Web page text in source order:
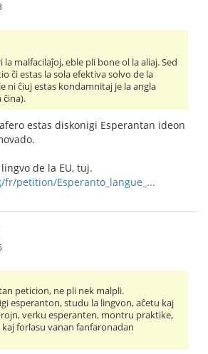
la malfacilaĵoj, eble pli bone ol la aliaj. Sed
ĉi estas la sola efektiva solvo de la
ni ĉiuj estas kondamnitaj je la angla
ĉina).
estas diskonigi Esperantan ideon
de la EU, tuj.
petition/Esperanto_langue_...
peticion, ne pli nek malpli.
esperanton, studu la lingvon, aĉetu kaj
verku esperanten, montru praktike,
kaj forlasu vanan fanfaronadan